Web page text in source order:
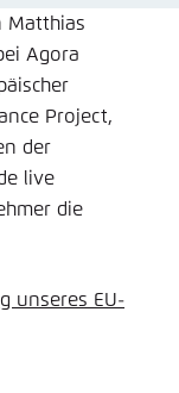
Matthias
Agora
Project,
der
live
die
unseres EU-
Anmelden
im Browser